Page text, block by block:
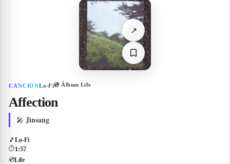
↗
CANCIÓNLo-Fi💿 Álbum Life
Affection
🎤 Jinsang
🎵 Lo-Fi
⏱1:57
💿Life